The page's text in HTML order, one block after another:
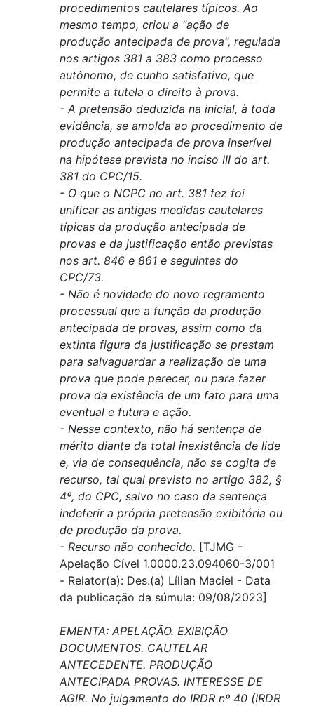
procedimentos cautelares típicos. Ao
mesmo tempo, criou a "ação de
produção antecipada de prova", regulada
nos artigos 381 a 383 como processo
autônomo, de cunho satisfativo, que
permite a tutela o direito à prova.
- A pretensão deduzida na inicial, à toda
evidência, se amolda ao procedimento de
produção antecipada de prova inserível
na hipótese prevista no inciso III do art.
381 do CPC/15.
- O que o NCPC no art. 381 fez foi
unificar as antigas medidas cautelares
típicas da produção antecipada de
provas e da justificação então previstas
nos art. 846 e 861 e seguintes do
CPC/73.
- Não é novidade do novo regramento
processual que a função da produção
antecipada de provas, assim como da
extinta figura da justificação se prestam
para salvaguardar a realização de uma
prova que pode perecer, ou para fazer
prova da existência de um fato para uma
eventual e futura e ação.
- Nesse contexto, não há sentença de
mérito diante da total inexistência de lide
e, via de consequência, não se cogita de
recurso, tal qual previsto no artigo 382, §
4º, do CPC, salvo no caso da sentença
indeferir a própria pretensão exibitória ou
de produção da prova.
- Recurso não conhecido. [TJMG -
Apelação Cível 1.0000.23.094060-3/001
- Relator(a): Des.(a) Lílian Maciel - Data
da publicação da súmula: 09/08/2023]
EMENTA: APELAÇÃO. EXIBIÇÃO
DOCUMENTOS. CAUTELAR
ANTECEDENTE. PRODUÇÃO
ANTECIPADA PROVAS. INTERESSE DE
AGIR. No julgamento do IRDR nº 40 (IRDR